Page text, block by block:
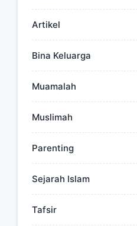
Artikel
Bina Keluarga
Muamalah
Muslimah
Parenting
Sejarah Islam
Tafsir